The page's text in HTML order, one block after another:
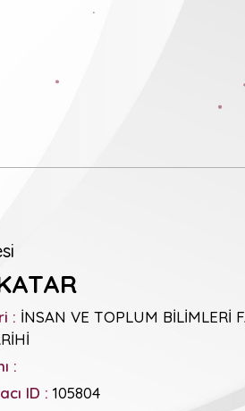
: İNSAN VE TOPLUM BİLİMLERİ
:
ID : 105804